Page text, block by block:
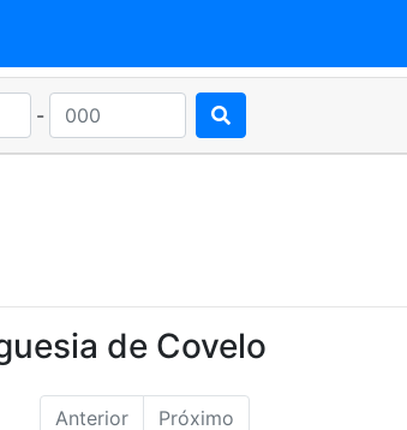
-
de Covelo
Anterior Próximo